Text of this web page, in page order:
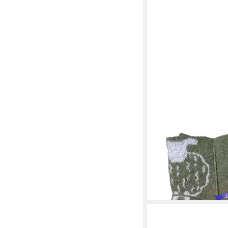
KIDKA
Wolldecke -
Islandwolle - Schafe -
130 x 190 cm B/L
219,95 €
in 2-3 Werktagen bei dir